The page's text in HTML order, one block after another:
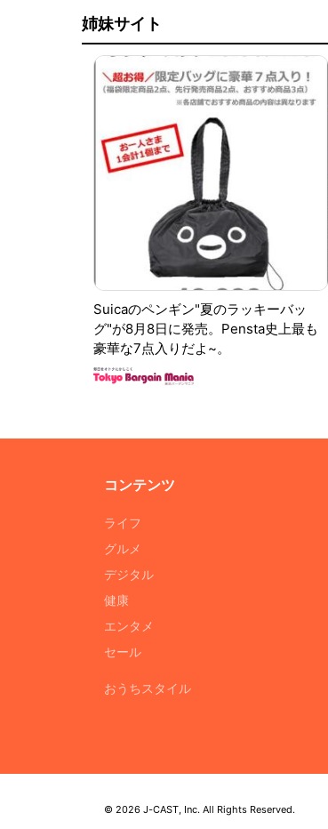
姉妹サイト
Suicaのペンギン"夏のラッキーバッ
グ"が8月8日に発売。Pensta史上最も
豪華な7点入りだよ~。
コンテンツ
ライフ
グルメ
デジタル
健康
エンタメ
セール
おうちスタイル
© 2026 J-CAST, Inc. All Rights Reserved.